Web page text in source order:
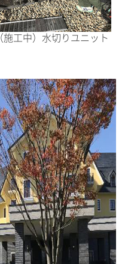
（施工中）水切りユニット